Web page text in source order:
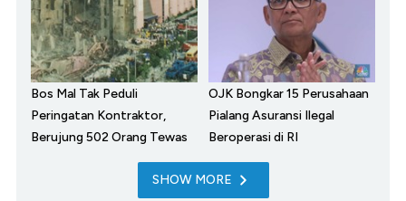
Bos Mal Tak Peduli
Peringatan Kontraktor,
Berujung 502 Orang Tewas
OJK Bongkar 15 Perusahaan
Pialang Asuransi Ilegal
Beroperasi di RI
SHOW MORE